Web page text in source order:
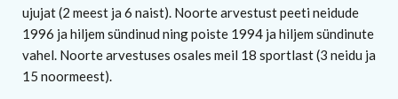
ujujat (2 meest ja 6 naist). Noorte arvestust peeti neidude
1996 ja hiljem sündinud ning poiste 1994 ja hiljem sündinute
vahel. Noorte arvestuses osales meil 18 sportlast (3 neidu ja
15 noormeest).